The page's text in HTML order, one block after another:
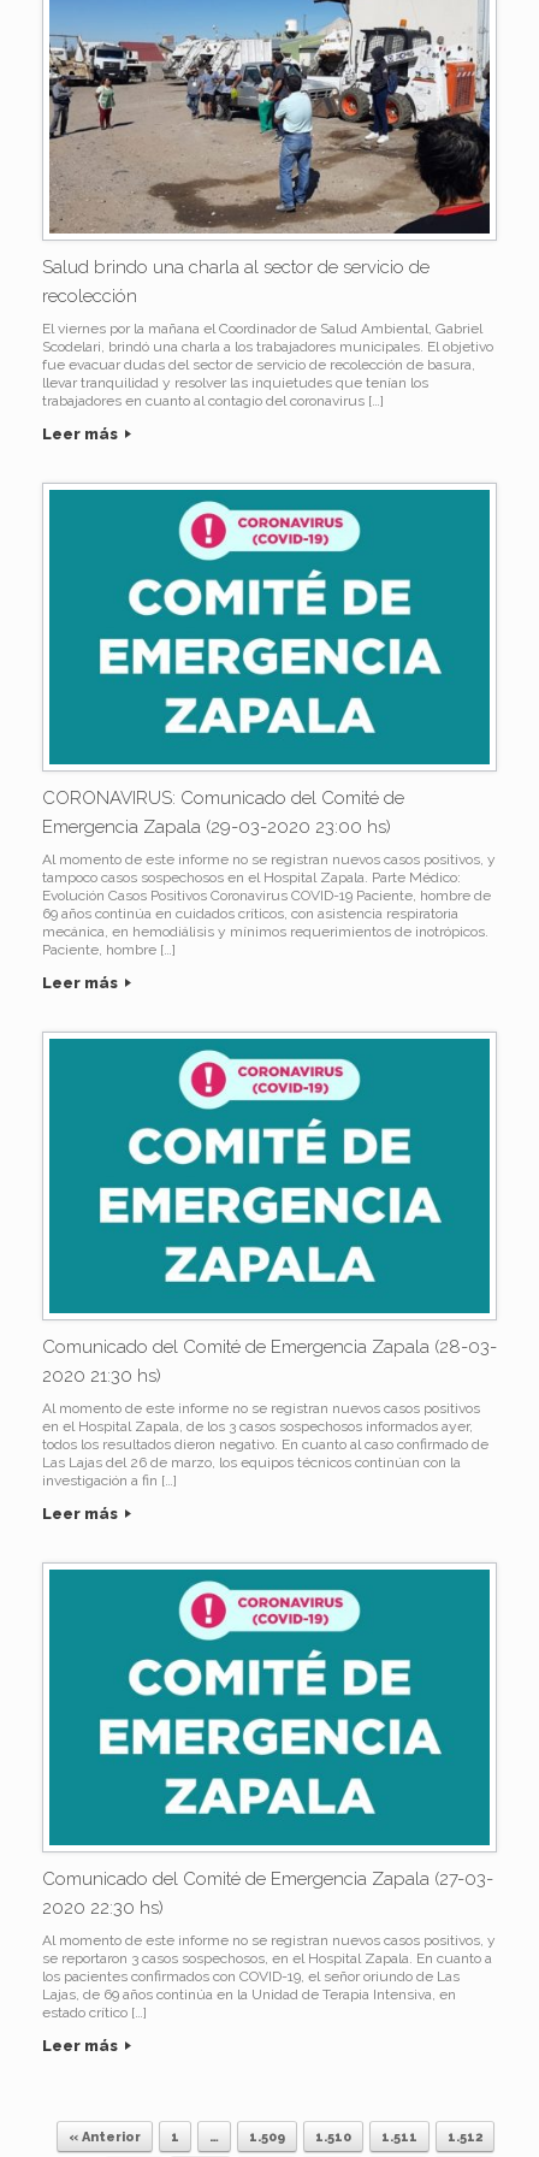
Salud brindo una charla al sector de servicio de
recolección
El viernes por la mañana el Coordinador de Salud Ambiental, Gabriel
Scodelari, brindó una charla a los trabajadores municipales. El objetivo
fue evacuar dudas del sector de servicio de recolección de basura,
llevar tranquilidad y resolver las inquietudes que tenían los
trabajadores en cuanto al contagio del coronavirus […]
Leer más
CORONAVIRUS: Comunicado del Comité de
Emergencia Zapala (29-03-2020 23:00 hs)
Al momento de este informe no se registran nuevos casos positivos, y
tampoco casos sospechosos en el Hospital Zapala. Parte Médico:
Evolución Casos Positivos Coronavirus COVID-19 Paciente, hombre de
69 años continúa en cuidados críticos, con asistencia respiratoria
mecánica, en hemodiálisis y mínimos requerimientos de inotrópicos.
Paciente, hombre […]
Leer más
Comunicado del Comité de Emergencia Zapala (28-03-
2020 21:30 hs)
Al momento de este informe no se registran nuevos casos positivos
en el Hospital Zapala, de los 3 casos sospechosos informados ayer,
todos los resultados dieron negativo. En cuanto al caso confirmado de
Las Lajas del 26 de marzo, los equipos técnicos continúan con la
investigación a fin […]
Leer más
Comunicado del Comité de Emergencia Zapala (27-03-
2020 22:30 hs)
Al momento de este informe no se registran nuevos casos positivos, y
se reportaron 3 casos sospechosos, en el Hospital Zapala. En cuanto a
los pacientes confirmados con COVID-19, el señor oriundo de Las
Lajas, de 69 años continúa en la Unidad de Terapia Intensiva, en
estado crítico […]
Leer más
« Anterior 1 … 1.509 1.510 1.511 1.512